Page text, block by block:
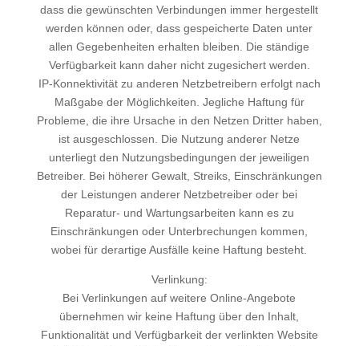
dass die gewünschten Verbindungen immer hergestellt
werden können oder, dass gespeicherte Daten unter
allen Gegebenheiten erhalten bleiben. Die ständige
Verfügbarkeit kann daher nicht zugesichert werden.
IP-Konnektivität zu anderen Netzbetreibern erfolgt nach
Maßgabe der Möglichkeiten. Jegliche Haftung für
Probleme, die ihre Ursache in den Netzen Dritter haben,
ist ausgeschlossen. Die Nutzung anderer Netze
unterliegt den Nutzungsbedingungen der jeweiligen
Betreiber. Bei höherer Gewalt, Streiks, Einschränkungen
der Leistungen anderer Netzbetreiber oder bei
Reparatur- und Wartungsarbeiten kann es zu
Einschränkungen oder Unterbrechungen kommen,
wobei für derartige Ausfälle keine Haftung besteht.
Verlinkung:
Bei Verlinkungen auf weitere Online-Angebote
übernehmen wir keine Haftung über den Inhalt,
Funktionalität und Verfügbarkeit der verlinkten Website